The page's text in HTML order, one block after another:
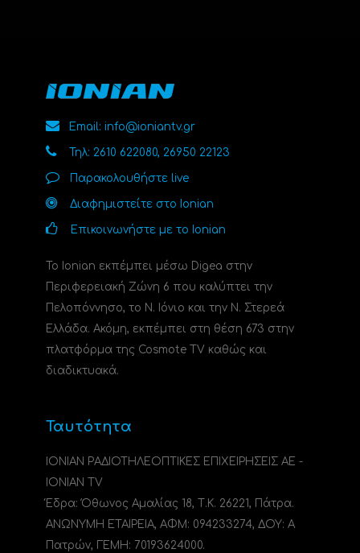
Email: info@ioniantv.gr
Τηλ: 2610 622080, 26950 22123
Παρακολουθήστε live
Διαφημιστείτε στο Ionian
Επικοινωνήστε με το Ionian
Το Ionian εκπέμπει μέσω Digea στην
Περιφερειακή Ζώνη 6 που καλύπτει την
Πελοπόννησο, το N. Ιόνιο και την Ν. Στερεά
Ελλάδα. Ακόμη, εκπέμπει στη θέση 673 στην
πλατφόρμα της Cosmote TV καθώς και
διαδικτυακά.
Ταυτότητα
ΙΟΝΙΑΝ ΡΑΔΙΟΤΗΛΕΟΠΤΙΚΕΣ ΕΠΙΧΕΙΡΗΣΕΙΣ ΑΕ -
IONIAN TV
Έδρα: Όθωνος Αμαλίας 18, Τ.Κ. 26221, Πάτρα.
ΑΝΩΝΥΜΗ ΕΤΑΙΡΕΙΑ, ΑΦΜ: 094233274, ΔΟΥ: A
Πατρών, ΓΕΜΗ: 70193624000.